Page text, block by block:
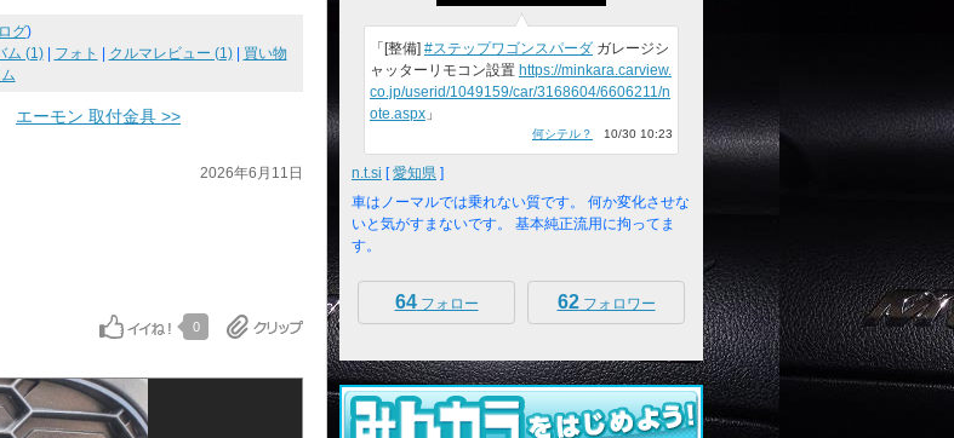
グ)
ム (1)| フォト クルマレビュー (1)|
買い物
エーモン 取付金具 >>
2026年6月11日
0
「[整備] #ステップワゴンスパーダ ガレージシ
ャッターリモコン設置 https://minkara.carview.
co.jp/userid/1049159/car/3168604/6606211/n
ote.aspx 」
何シテル？ 10/30 10:23
n.t.si [愛知県 ]
車はノーマルでは乗れない質です。 何か変化させな
いと気がすまないです。 基本純正流用に拘ってま
す。
64フォロー 62フォロワー